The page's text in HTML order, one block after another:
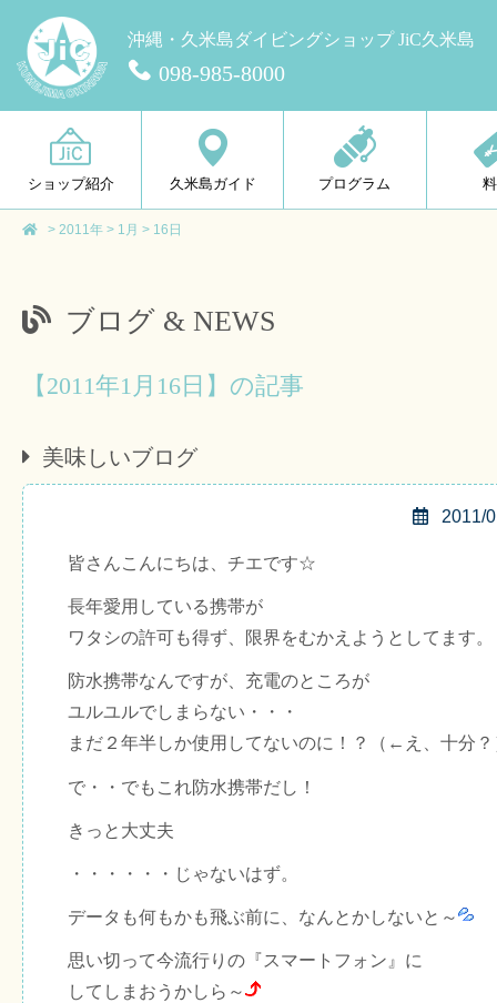
沖縄・久米島ダイビングショップ JiC久米島
098-985-8000
ショップ紹介 久米島ガイド プログラム
> 2011年 > 1月 > 16日
ブログ & NEWS
【2011年1月16日】の記事
美味しいブログ
2011/
皆さんこんにちは、チエです☆
長年愛用している携帯が
ワタシの許可も得ず、限界をむかえようとしてます。
防水携帯なんですが、充電のところが
ユルユルでしまらない・・・
まだ２年半しか使用してないのに！？（←え、十分？
で・・でもこれ防水携帯だし！
きっと大丈夫
・・・・・・じゃないはず。
データも何もかも飛ぶ前に、なんとかしないと～
思い切って今流行りの『スマートフォン』に
してしまおうかしら～